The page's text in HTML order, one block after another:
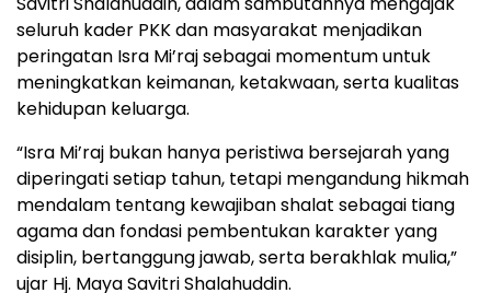
seluruh kader PKK dan masyarakat menjadikan
peringatan Isra Mi’raj sebagai momentum untuk
meningkatkan keimanan, ketakwaan, serta kualitas
kehidupan keluarga.
“Isra Mi’raj bukan hanya peristiwa bersejarah yang
diperingati setiap tahun, tetapi mengandung hikmah
mendalam tentang kewajiban shalat sebagai tiang
agama dan fondasi pembentukan karakter yang
disiplin, bertanggung jawab, serta berakhlak mulia,”
ujar Hj. Maya Savitri Shalahuddin.